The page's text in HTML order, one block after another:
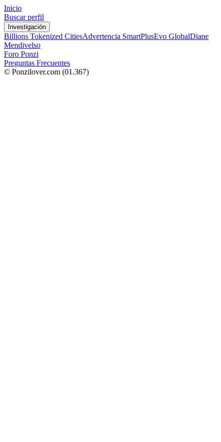
Inicio
Buscar perfil
Investigación
Billions Tokenized CitiesAdvertencia SmartPlusEvo GlobalDiane
Mendivelso
Foro Ponzi
Preguntas Frecuentes
© Ponzilover.com (01.367)